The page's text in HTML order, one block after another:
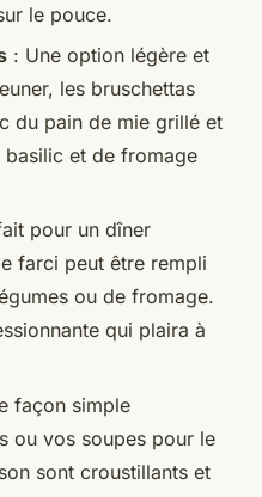
le pouce.
: Une option légère et
les bruschettas
du pain de mie grillé et
et de fromage
pour un dîner
farci peut être rempli
ou de fromage.
qui plaira à
façon simple
ou vos soupes pour le
sont croustillants et